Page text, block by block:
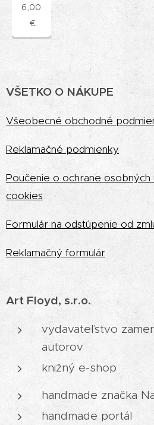
6,00
€
VŠETKO O NÁKUPE
Všeobecné obchodné
Reklamačné podmienky
Poučenie o ochrane osobných
cookies
Formulár na odstúpenie od
Reklamačný formulár
Art Floyd, s.r.o.
vydavateľstvo
autorov
knižný e-shop
handmade značka
handmade portál